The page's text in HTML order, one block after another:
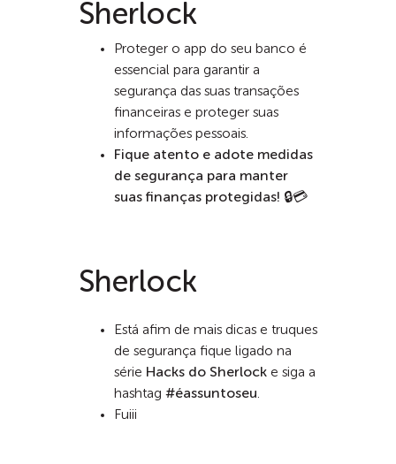
Sherlock
Proteger o app do seu banco é
essencial para garantir a
segurança das suas transações
financeiras e proteger suas
informações pessoais.
Fique atento e adote medidas
de segurança para manter
suas finanças protegidas! 🔒💳
Sherlock
Está afim de mais dicas e truques
de segurança fique ligado na
série Hacks do Sherlock e siga a
hashtag #éassuntoseu.
Fuiii